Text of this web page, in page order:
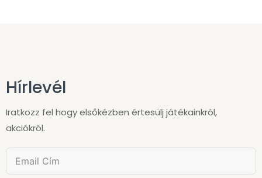
Hírlevél
Iratkozz fel hogy elsőkézben értesülj játékainkról,
akciókról.